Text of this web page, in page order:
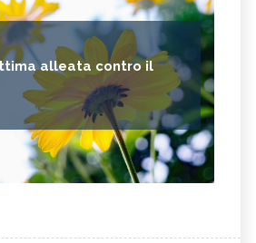
alleata contro il